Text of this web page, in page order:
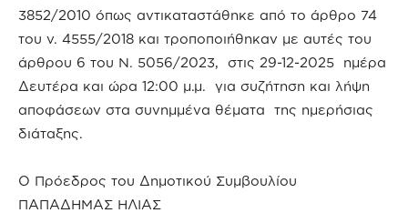
3852/2010 όπως αντικαταστάθηκε από το άρθρο 74
του ν. 4555/2018 και τροποποιήθηκαν με αυτές του
άρθρου 6 του Ν. 5056/2023, στις 29-12-2025 ημέρα
Δευτέρα και ώρα 12:00 μ.μ. για συζήτηση και λήψη
αποφάσεων στα συνημμένα θέματα της ημερήσιας
διάταξης.
Ο Πρόεδρος του Δημοτικού Συμβουλίου
ΠΑΠΑΔΗΜΑΣ ΗΛΙΑΣ